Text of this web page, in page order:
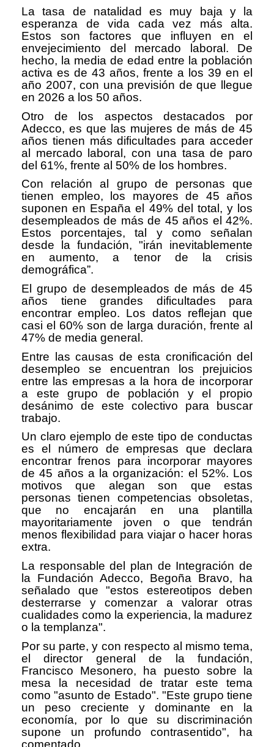
La tasa de natalidad es muy baja y la
esperanza de vida cada vez más alta.
Estos son factores que influyen en el
envejecimiento del mercado laboral. De
hecho, la media de edad entre la población
activa es de 43 años, frente a los 39 en el
año 2007, con una previsión de que llegue
en 2026 a los 50 años.
Otro de los aspectos destacados por
Adecco, es que las mujeres de más de 45
años tienen más dificultades para acceder
al mercado laboral, con una tasa de paro
del 61%, frente al 50% de los hombres.
Con relación al grupo de personas que
tienen empleo, los mayores de 45 años
suponen en España el 49% del total, y los
desempleados de más de 45 años el 42%.
Estos porcentajes, tal y como señalan
desde la fundación, "irán inevitablemente
en aumento, a tenor de la crisis
demográfica”.
El grupo de desempleados de más de 45
años tiene grandes dificultades para
encontrar empleo. Los datos reflejan que
casi el 60% son de larga duración, frente al
47% de media general.
Entre las causas de esta cronificación del
desempleo se encuentran los prejuicios
entre las empresas a la hora de incorporar
a este grupo de población y el propio
desánimo de este colectivo para buscar
trabajo.
Un claro ejemplo de este tipo de conductas
es el número de empresas que declara
encontrar frenos para incorporar mayores
de 45 años a la organización: el 52%. Los
motivos que alegan son que estas
personas tienen competencias obsoletas,
que no encajarán en una plantilla
mayoritariamente joven o que tendrán
menos flexibilidad para viajar o hacer horas
extra.
La responsable del plan de Integración de
la Fundación Adecco, Begoña Bravo, ha
señalado que "estos estereotipos deben
desterrarse y comenzar a valorar otras
cualidades como la experiencia, la madurez
o la templanza".
Por su parte, y con respecto al mismo tema,
el director general de la fundación,
Francisco Mesonero, ha puesto sobre la
mesa la necesidad de tratar este tema
como "asunto de Estado". "Este grupo tiene
un peso creciente y dominante en la
economía, por lo que su discriminación
supone un profundo contrasentido", ha
comentado.